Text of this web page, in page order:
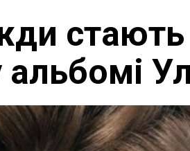
стають